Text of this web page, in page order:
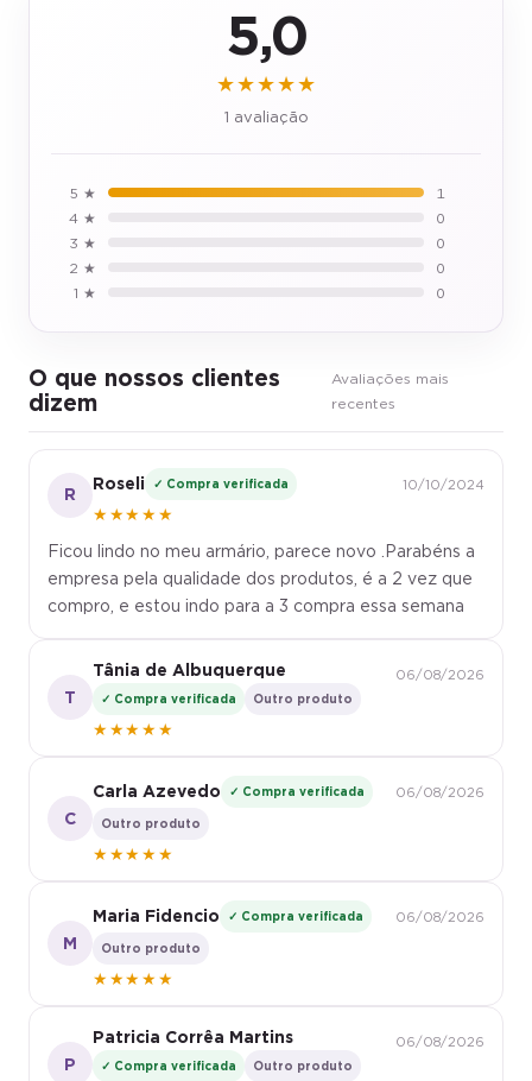
5,0
★★★★★
1 avaliação
5 ★
1
4 ★
0
3 ★
0
2 ★
0
1 ★
0
O que nossos clientes
dizem
Avaliações mais
recentes
R
Roseli ✓ Compra verificada
★★★★★
10/10/2024
Ficou lindo no meu armário, parece novo .Parabéns a
empresa pela qualidade dos produtos, é a 2 vez que
compro, e estou indo para a 3 compra essa semana
T
Tânia de Albuquerque
✓ Compra verificada Outro produto
★★★★★
06/08/2026
C
Carla Azevedo ✓ Compra verificada
Outro produto
★★★★★
06/08/2026
M
Maria Fidencio ✓ Compra verificada
Outro produto
★★★★★
06/08/2026
P
Patricia Corrêa Martins
✓ Compra verificada Outro produto
06/08/2026